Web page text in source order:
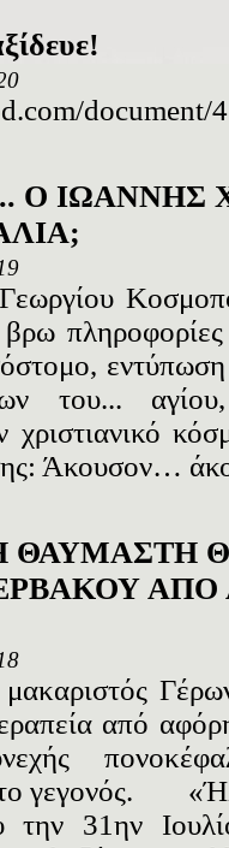
document/
Ο
βρω
του...
χριστιανικό
Άκουσον…
ΘΑΥΜΑΣΤΗ
από
το γεγονός.
την 31ην